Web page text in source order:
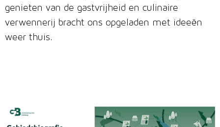
genieten van de gastvrijheid en culinaire
verwennerij bracht ons opgeladen met ideeën
weer thuis.